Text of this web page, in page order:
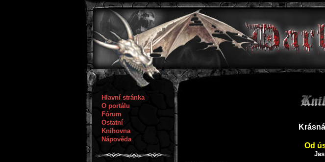
Hlavní stránka
O portálu
Fórum
Ostatní
Knihovna
Nápověda
Od